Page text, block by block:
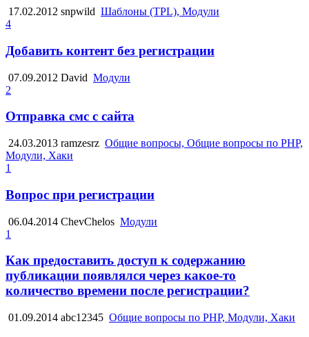
17.02.2012 snpwild Шаблоны (TPL), Модули
4
Добавить контент без регистрации
07.09.2012 David Модули
2
Отправка смс с сайта
24.03.2013 ramzesrz Общие вопросы, Общие вопросы по PHP,
Модули, Хаки
1
Вопрос при регистрации
06.04.2014 ChevChelos Модули
1
Как предоставить доступ к содержанию
публикации появлялся через какое-то
количество времени после регистрации?
01.09.2014 abc12345 Общие вопросы по PHP, Модули, Хаки